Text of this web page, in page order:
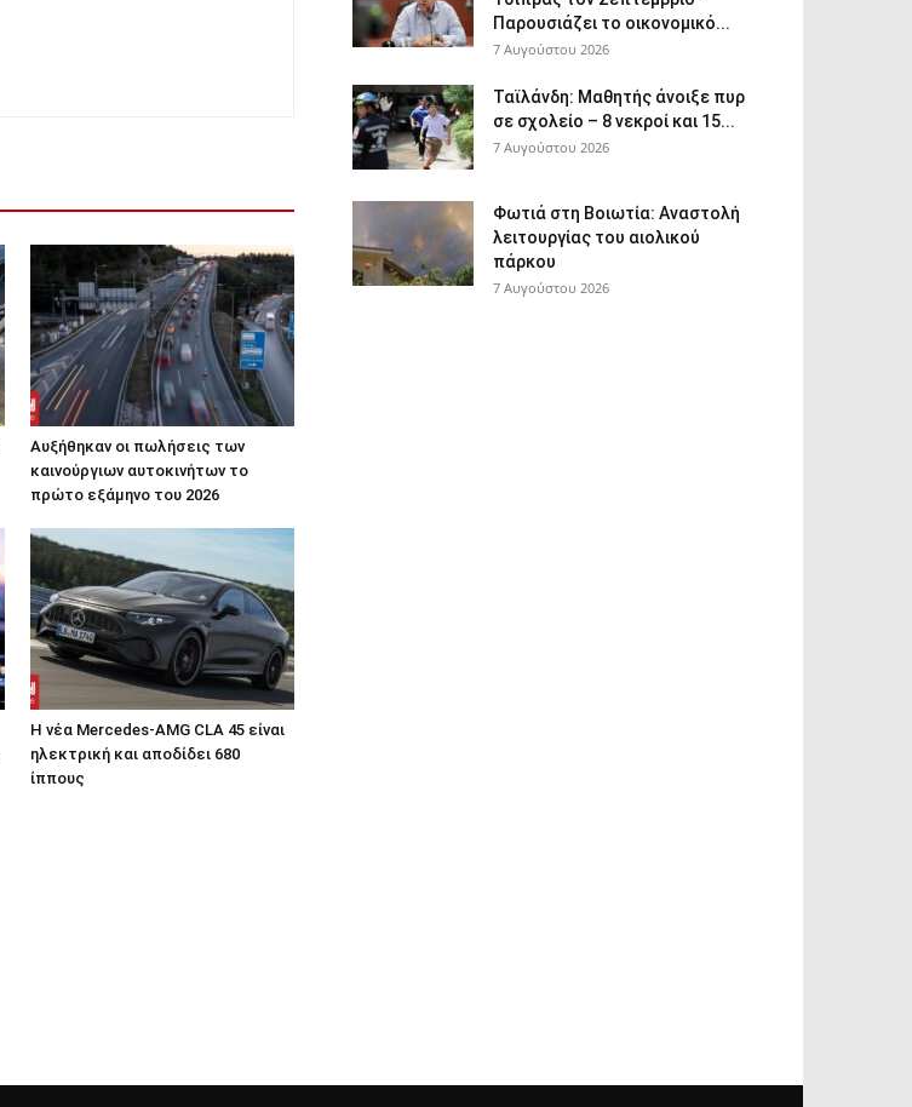
Αυξήθηκαν οι πωλήσεις των
καινούργιων αυτοκινήτων το
πρώτο εξάμηνο του 2026
Η νέα Mercedes-AMG CLA 45 είναι
ηλεκτρική και αποδίδει 680
ίππους
Παρουσιάζει το οικονομικό...
7 Αυγούστου 2026
Ταϊλάνδη: Μαθητής άνοιξε πυρ
σε σχολείο – 8 νεκροί και 15...
7 Αυγούστου 2026
Φωτιά στη Βοιωτία: Αναστολή
λειτουργίας του αιολικού
πάρκου
7 Αυγούστου 2026